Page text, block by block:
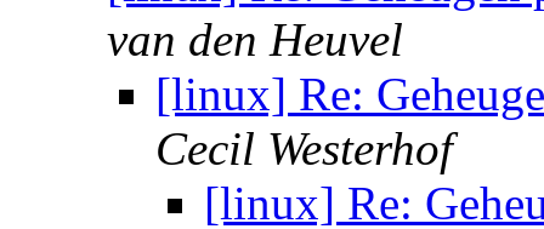
van den Heuvel
[linux] Re:
Cecil Westerhof
[linux] Re: